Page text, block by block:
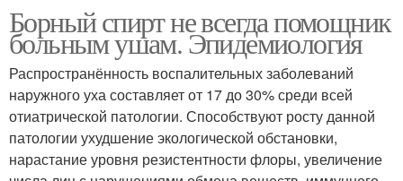
Борный спирт не всегда помощник
больным ушам. Эпидемиология
Распространённость воспалительных заболеваний
наружного уха составляет от 17 до 30% среди всей
отиатрической патологии. Способствуют росту данной
патологии ухудшение экологической обстановки,
нарастание уровня резистентности флоры, увеличение